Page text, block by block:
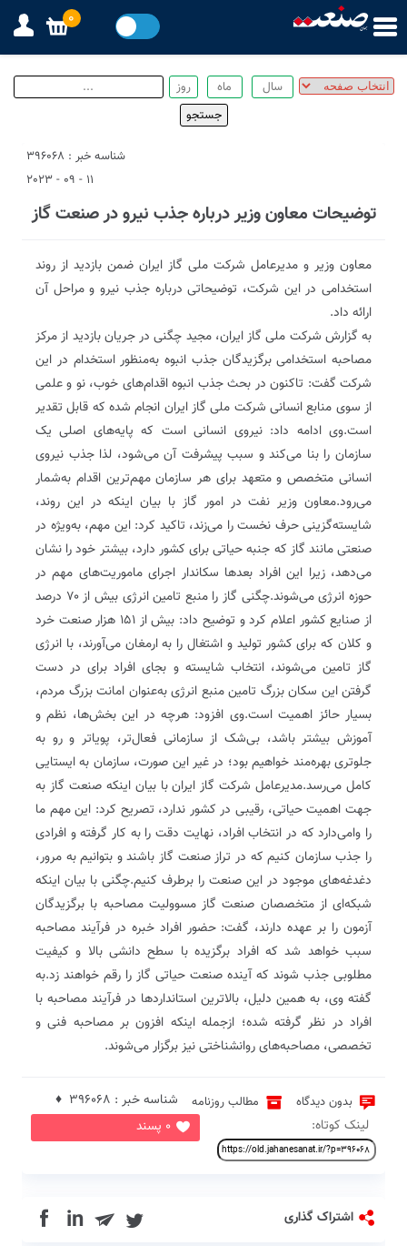
شناسه خبر : 396068
11 - 09 - 2023
توضیحات معاون وزیر درباره جذب نیرو در صنعت گاز
معاون وزیر و مدیرعامل شرکت ملی گاز ایران ضمن بازدید از روند
استخدامی در این شرکت، توضیحاتی درباره جذب نیرو و مراحل آن
ارائه داد.
به گزارش شرکت ملی گاز ایران، مجید چگنی در جریان بازدید از مرکز
مصاحبه استخدامی برگزیدگان جذب انبوه به‌منظور استخدام در این
شرکت گفت: تاکنون در بحث جذب انبوه اقدام‌های خوب، نو و علمی
از سوی منابع انسانی شرکت ملی گاز ایران انجام شده که قابل تقدیر
است.وی ادامه داد: نیروی انسانی است که پایه‌های اصلی یک
سازمان را بنا می‌کند و سبب پیشرفت آن می‌شود، لذا جذب نیروی
انسانی متخصص و متعهد برای هر سازمان مهم‌ترین اقدام به‌شمار
می‌رود.معاون وزیر نفت در امور گاز با بیان اینکه در این روند،
شایسته‌گزینی حرف نخست را می‌زند، تاکید کرد: این مهم، به‌ویژه در
صنعتی مانند گاز که جنبه حیاتی برای کشور دارد، بیشتر خود را نشان
می‌دهد، زیرا این افراد بعدها سکاندار اجرای ماموریت‌های مهم در
حوزه انرژی می‌شوند.چگنی گاز را منبع تامین انرژی بیش از ۷۰ درصد
از صنایع کشور اعلام کرد و توضیح داد: بیش از ۱۵۱ هزار صنعت خرد
و کلان که برای کشور تولید و اشتغال را به ارمغان می‌آورند، با انرژی
گاز تامین می‌شوند، انتخاب شایسته و بجای افراد برای در دست
گرفتن این سکان بزرگ تامین منبع انرژی به‌عنوان امانت بزرگ مردم،
بسیار حائز اهمیت است.وی افزود: هرچه در این بخش‌ها، نظم و
آموزش بیشتر باشد، بی‌شک از سازمانی فعال‌تر، پویاتر و رو به
جلوتری بهره‌مند خواهیم بود؛ در غیر این صورت، سازمان به ایستایی
کامل می‌رسد.مدیرعامل شرکت گاز ایران ‌با بیان اینکه صنعت گاز به
جهت اهمیت حیاتی، رقیبی در کشور ندارد، تصریح کرد: این مهم ما
را وامی‌دارد که در انتخاب افراد، نهایت دقت را به کار گرفته و افرادی
را جذب سازمان کنیم که در تراز صنعت گاز باشند و بتوانیم به مرور،
دغدغه‌های موجود در این صنعت را برطرف کنیم.چگنی با بیان اینکه
شبکه‌ای از متخصصان صنعت گاز مسوولیت مصاحبه با برگزیدگان
آزمون را بر عهده دارند، گفت: حضور افراد خبره در فرآیند مصاحبه
سبب خواهد شد که افراد برگزیده با سطح دانشی بالا و کیفیت
مطلوبی جذب شوند که آینده صنعت حیاتی گاز را رقم خواهند زد.به
گفته وی، به همین دلیل، بالاترین استانداردها در فرآیند مصاحبه با
افراد در نظر گرفته شده؛ ازجمله اینکه افزون بر مصاحبه فنی و
تخصصی، مصاحبه‌های روانشناختی نیز برگزار می‌شوند.
بدون دیدگاه مطالب روزنامه
0 پسند
شناسه خبر : 396068 ♦
لینک کوتاه:
اشتراک گذاری in
0